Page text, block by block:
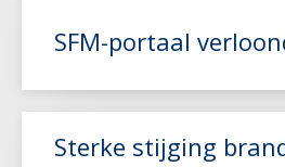
Lees meer
SFM-portaal
Sterke stijging